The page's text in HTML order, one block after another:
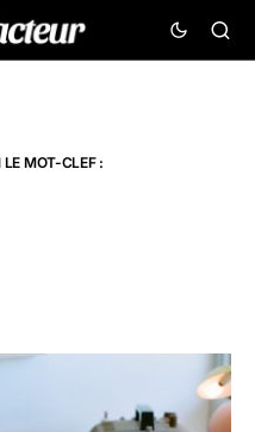
LE MOT-CLEF :